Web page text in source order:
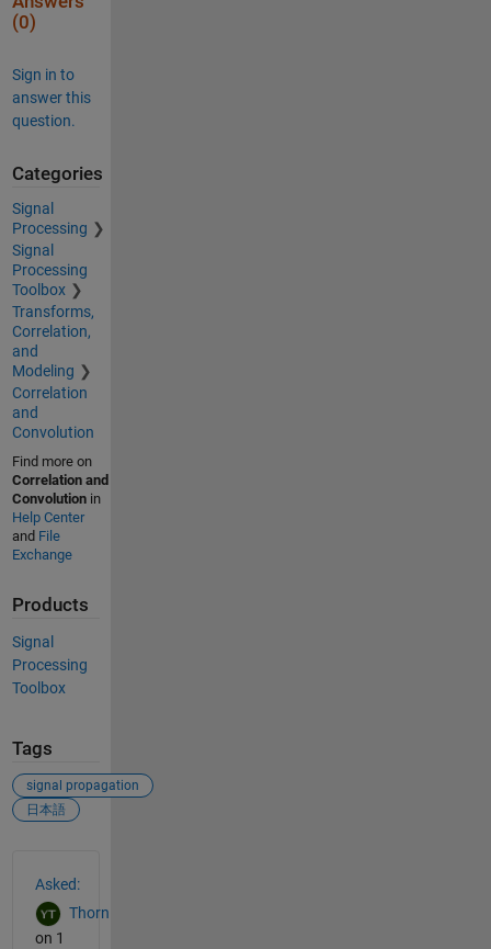
(0)
Sign in to
answer this
question.
Categories
Signal
Processing
Signal
Processing
Toolbox
Transforms,
Correlation,
and
Modeling
Correlation
and
Convolution
Find more on
Correlation and
Convolutionin
Help Center
and File
Exchange
Products
Signal
Processing
Toolbox
Tags
signal propagation
日本語
Asked:
Thorn
on 1